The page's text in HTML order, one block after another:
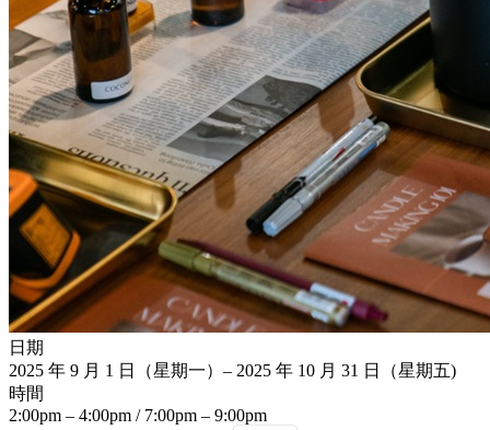
日期
2025 年 9 月 1 日（星期一）– 2025 年 10 月 31 日（星期五)
時間
2:00pm – 4:00pm / 7:00pm – 9:00pm